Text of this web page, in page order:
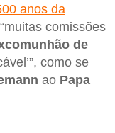
anos da
comissões
de
como se
ao Papa